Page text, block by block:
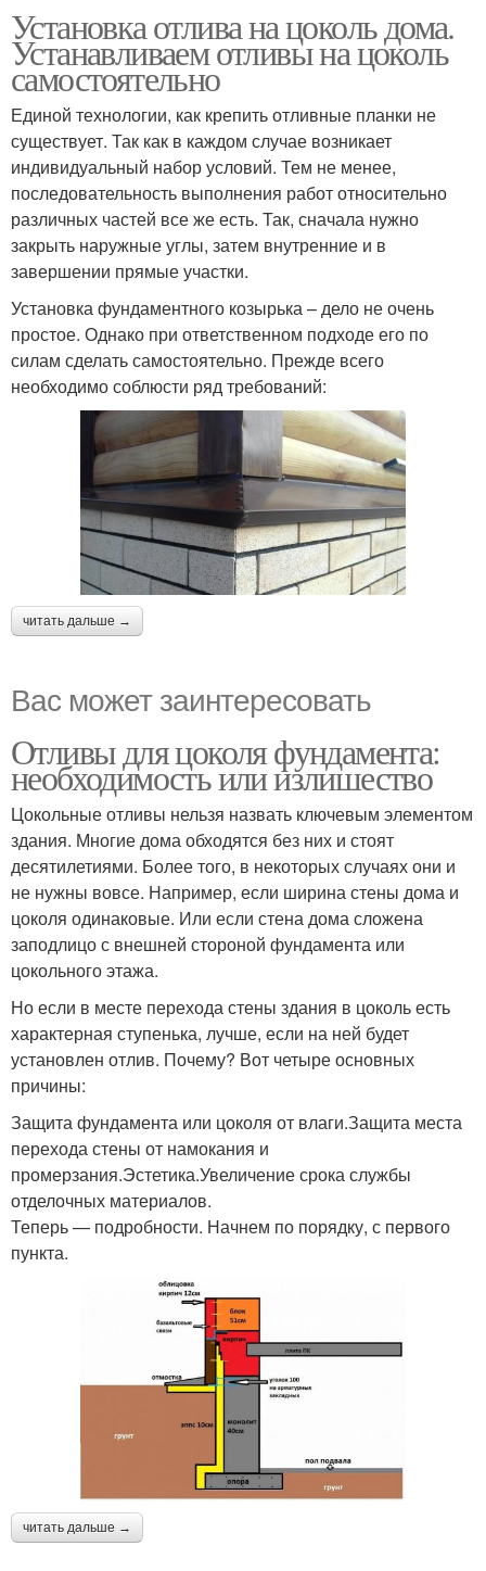
Установка отлива на цоколь дома.
Устанавливаем отливы на цоколь
самостоятельно
Единой технологии, как крепить отливные планки не
существует. Так как в каждом случае возникает
индивидуальный набор условий. Тем не менее,
последовательность выполнения работ относительно
различных частей все же есть. Так, сначала нужно
закрыть наружные углы, затем внутренние и в
завершении прямые участки.
Установка фундаментного козырька – дело не очень
простое. Однако при ответственном подходе его по
силам сделать самостоятельно. Прежде всего
необходимо соблюсти ряд требований:
читать дальше →
Вас может заинтересовать
Отливы для цоколя фундамента:
необходимость или излишество
Цокольные отливы нельзя назвать ключевым элементом
здания. Многие дома обходятся без них и стоят
десятилетиями. Более того, в некоторых случаях они и
не нужны вовсе. Например, если ширина стены дома и
цоколя одинаковые. Или если стена дома сложена
заподлицо с внешней стороной фундамента или
цокольного этажа.
Но если в месте перехода стены здания в цоколь есть
характерная ступенька, лучше, если на ней будет
установлен отлив. Почему? Вот четыре основных
причины:
Защита фундамента или цоколя от влаги.Защита места
перехода стены от намокания и
промерзания.Эстетика.Увеличение срока службы
отделочных материалов.
Теперь — подробности. Начнем по порядку, с первого
пункта.
читать дальше →